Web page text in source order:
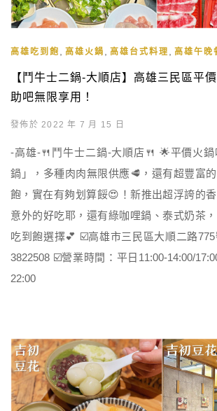
高雄吃到飽 , 高雄火鍋 , 高雄台式料理 , 高雄午晚
【鬥牛士二鍋-大順店】高雄三民區平
助吧無限享用！
發佈於 2022 年 7 月 15 日
-高雄-🍴鬥牛士二鍋-大順店🍴 🌟平價火
鍋」，多種肉肉無限供應🥩，還有超豐富
飽，實在有夠划算餒😍！新推出超浮誇的
意外的好吃耶，還有綠咖哩鍋、泰式奶茶
吃到飽選擇💕 ☑️高雄市三民區大順二路
3822508 ☑️營業時間：平日11:00-14:00/
22:00